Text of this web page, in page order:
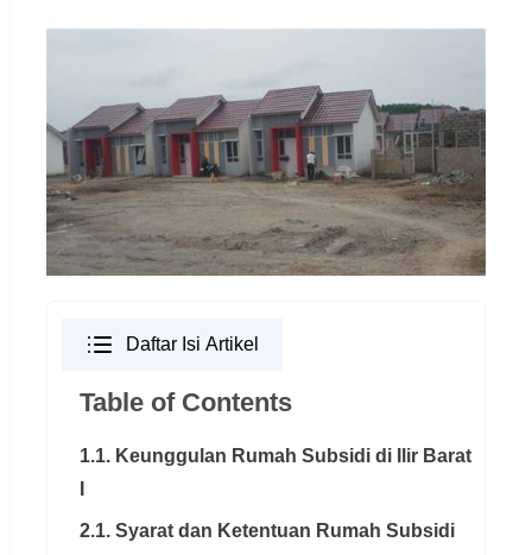
Daftar Isi Artikel
Table of Contents
1.1. Keunggulan Rumah Subsidi di Ilir Barat
2.1. Syarat dan Ketentuan Rumah Subsidi